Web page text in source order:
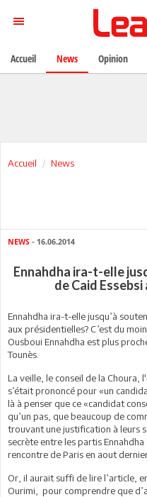
Accueil News
NEWS - 16.06.2014
Ennahdha ira-t-elle
de Caid
Ennahdha ira-t-elle jusqu’à
aux présidentielles? C’est du
Ousboui Ennahdha est plus
Tounès.
La veille, le conseil de la Choura,
s’était prononcé pour «un
là à penser que ce «candidat
qu’un pas, que beaucoup de
trouvant une justification à leurs
secrète entre les partis
rencontre de Paris en aout
Or, il aurait suffi de lire l’article,
Ourimi, pour comprendre que
Accueil News Opinion